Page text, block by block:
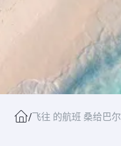
/飞往 的航班 桑给巴尔